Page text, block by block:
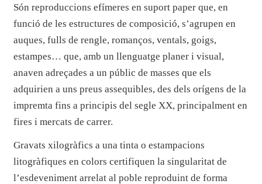
Són reproduccions efímeres en suport paper que, en
funció de les estructures de composició, s’agrupen en
auques, fulls de rengle, romanços, ventals, goigs,
estampes… que, amb un llenguatge planer i visual,
anaven adreçades a un públic de masses que els
adquirien a uns preus assequibles, des dels orígens de la
impremta fins a principis del segle XX, principalment en
fires i mercats de carrer.
Gravats xilogràfics a una tinta o estampacions
litogràfiques en colors certifiquen la singularitat de
l’esdeveniment arrelat al poble reproduint de forma